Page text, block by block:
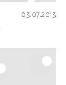
03.07.2013